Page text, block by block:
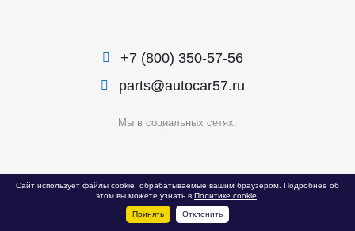
+7 (800) 350-57-56
parts@autocar57.ru
Мы в социальных сетях:
© 1999 — 2026 «Автокар»
Политика конфиденциальности
Сайт использует файлы cookie, обрабатываемые вашим браузером. Подробнее об
этом вы можете узнать в Политике cookie
Принять Отклонить